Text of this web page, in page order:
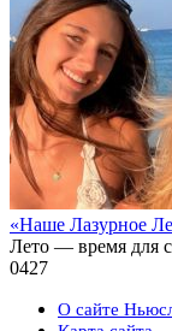
«Наше Лазурное
Лето — время для
0427
О сайте